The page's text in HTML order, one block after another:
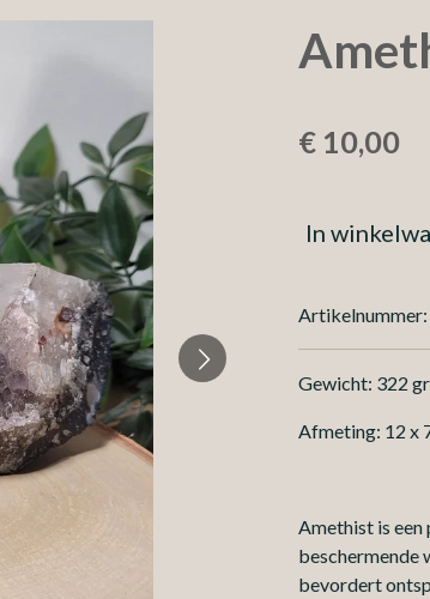
€ 10,00
In
Artikelnummer:
Gewicht: 322
Afmeting: 12 x
Amethist is
beschermende
bevordert